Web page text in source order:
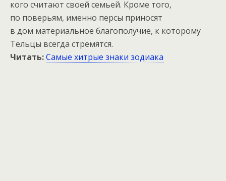
кого считают своей семьей. Кроме того,
по поверьям, именно персы приносят
в дом материальное благополучие, к которому
Тельцы всегда стремятся.
Читать:Самые хитрые знаки зодиака